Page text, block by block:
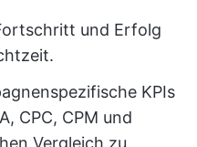
und Erfolg
KPIs
CPC, CPM und
Vergleich zu